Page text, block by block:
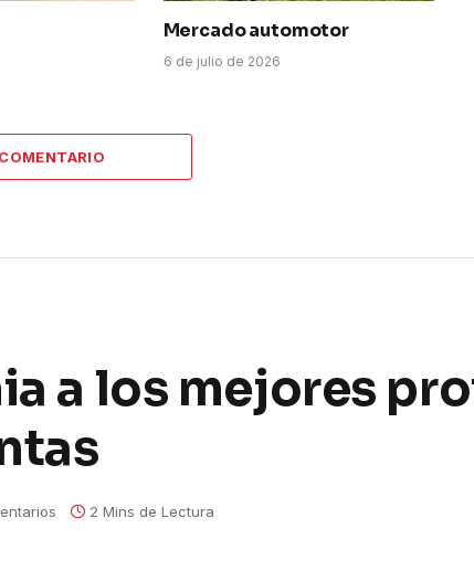
Mercado automotor
6 de julio de 2026
a los mejores
2 Mins de Lectura